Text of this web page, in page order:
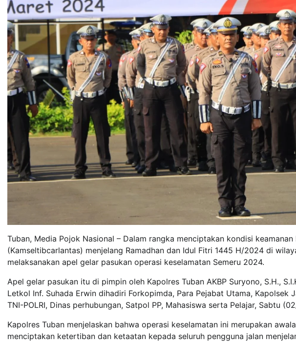
Tuban, Media Pojok Nasional – Dalam rangka menciptakan kondisi
(Kamseltibcarlantas) menjelang Ramadhan dan Idul Fitri 1445 H/2024 di
melaksanakan apel gelar pasukan operasi keselamatan Semeru 2024.
Apel gelar pasukan itu di pimpin oleh Kapolres Tuban AKBP Suryono, S.H.,
Letkol Inf. Suhada Erwin dihadiri Forkopimda, Para Pejabat Utama, Kapolsek
TNI-POLRI, Dinas perhubungan, Satpol PP, Mahasiswa serta Pelajar, Sabtu
Kapolres Tuban menjelaskan bahwa operasi keselamatan ini merupakan
menciptakan ketertiban dan ketaatan kepada seluruh pengguna jalan